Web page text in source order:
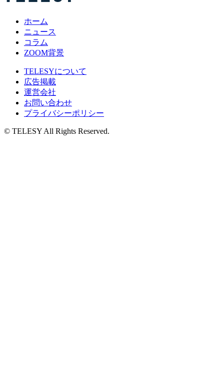
ホーム
ニュース
コラム
ZOOM背景
TELESYについて
広告掲載
運営会社
お問い合わせ
プライバシーポリシー
© TELESY All Rights Reserved.